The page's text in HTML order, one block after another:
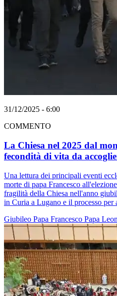
31/12/2025 - 6:00
COMMENTO
La Chiesa nel 2025 dal
fecondità di vita da
Una lettura dei principali eventi
morte di papa Francesco
fragilità della Chiesa nell'anno
in Curia a Lugano e il processo
Giubileo Papa Francesco Papa